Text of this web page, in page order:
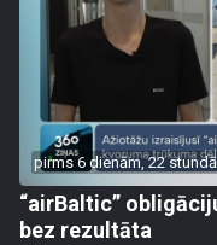
pirms 6 dienām, 22
“airBaltic”
bez rezultāta